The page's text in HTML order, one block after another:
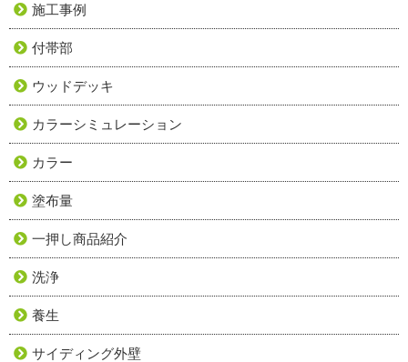
施工事例
付帯部
ウッドデッキ
カラーシミュレーション
カラー
塗布量
一押し商品紹介
洗浄
養生
サイディング外壁